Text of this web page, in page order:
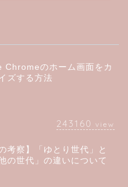
Chromeのホーム画面をカ
ズする方法
243160 view
考察】「ゆとり世代」と
の世代」の違いについて